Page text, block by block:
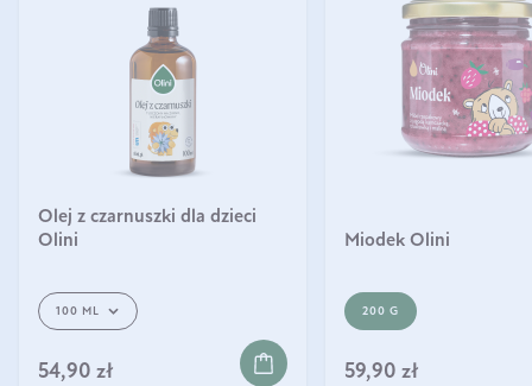
Olej z czarnuszki dla dzieci
Olini
100 ML
54,90 zł
Miodek Olini
200 G
59,90 zł
DO KOSZYKA